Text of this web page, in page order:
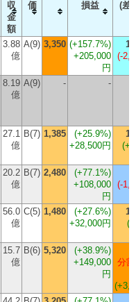
収
金
額
価 損益 (差
3.88
億
A(9) 3,350 (+157.7%)
+205,000
円
(-
8.19
億
A(9) - -
27.1
億
B(7) 1,385 (+25.9%)
+28,500円
20.2
億
B(7) 2,480 (+77.1%)
+108,000
円
(-
56.0
億
C(5) 1,480 (+27.6%)
+32,000円
15.7
億
B(6) 5,320 (+38.9%)
+149,000
円
分